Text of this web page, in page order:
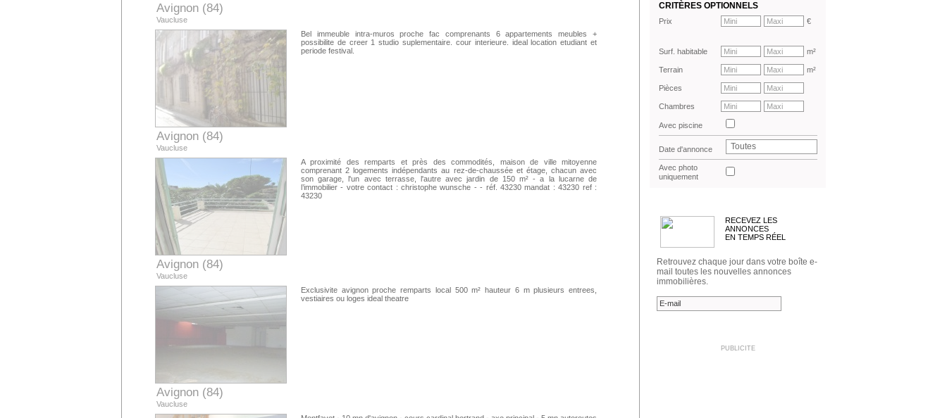
Avignon (84)
Vaucluse
Avignon (84)
Vaucluse
Bel immeuble intra-muros proche fac comprenants 6 appartements meubles +
possibilite de creer 1 studio suplementaire. cour interieure. ideal location etudiant et
periode festival.
Avignon (84)
Vaucluse
A proximité des remparts et près des commodités, maison de ville mitoyenne
comprenant 2 logements indépendants au rez-de-chaussée et étage, chacun avec
son garage, l'un avec terrasse, l'autre avec jardin de 150 m² - a la lucarne de
l’immobilier - votre contact : christophe wunsche - - réf. 43230 mandat : 43230 ref :
43230
Avignon (84)
Vaucluse
Exclusivite avignon proche remparts local 500 m² hauteur 6 m plusieurs entrees,
vestiaires ou loges ideal theatre
CRITÈRES OPTIONNELS
Prix €
Surf. habitable m²
Terrain m²
Pièces
Chambres
Avec piscine
Date d'annonce Toutes
Avec photo
uniquement
RECEVEZ LES
ANNONCES
EN TEMPS RÉEL
Retrouvez chaque jour dans votre boîte e-
mail toutes les nouvelles annonces
immobilières.
PUBLICITE